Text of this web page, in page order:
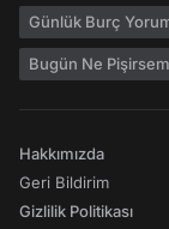
Günlük Burç
Bugün Ne Pişirsem
Hakkımızda
Geri Bildirim
Gizlilik Politikası